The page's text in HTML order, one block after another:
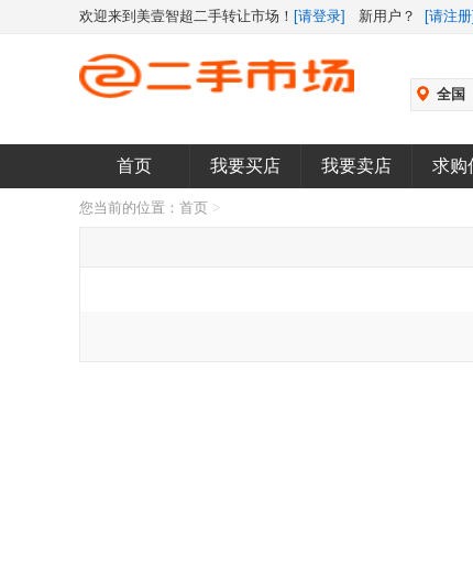
欢迎来到美壹智超二手转让市场！ [请登录] 新用户？ [请注册]
全国
首页 我要买店 我要卖店 求购
您当前的位置： 首页 >